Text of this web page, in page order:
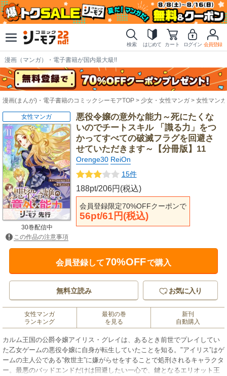
検索 はじめて カート ログイン 会員登録
漫画（マンガ）・電子書籍が国内最大級!!
漫画(まんが)・電子書籍のコミックシーモアTOP 少女・女性マンガ 女性マンガ
悪役令嬢の意外な能力～死にたくな
いのでチートスキル 「識る力」をつ
かってすべての破滅フラグを回避さ
せていただきます～【分冊版】11
Orenge30 ReiOn
15件
188pt/206円(税込)
会員登録限定70%OFFクーポンで
56pt/61円(税込)
女性マンガ
30巻配信中
この作品の注意事項
会員登録して70%OFFで購入
無料立読み お気に入り
女性マンガ
ランキング
最初の巻
を見る
新刊
自動購入
カルム王国の公爵令嬢アイリス・グレイは、あるとき前世でプレイしてい
た乙女ゲームの悪役令嬢に自身が転生していたことを知る。"アイリス”はゲ
ームの主人公である”救世主”に嫌がらせをすることで処刑されるキャラクタ
ー。最悪のバッドエンドだけは回避したい一心で、鍵となるエリオット王